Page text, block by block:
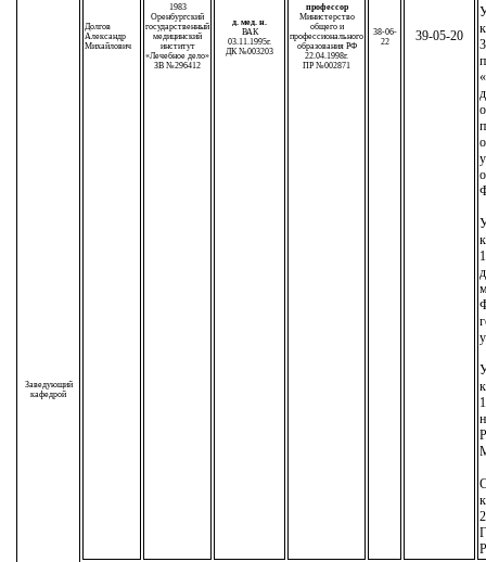
Заведующий
кафедрой
Долгов
Александр
Михайлович
1983
Оренбургский
государственный
медицинский
институт
«Лечебное дело»
ЗВ №296412
д. мед. н.
ВАК
03.11.1995г.
ДК №003203
профессор
Министерство
общего и
профессионального
образования РФ
22.04.1998г.
ПР №002871
38-06-
22
39-05-20